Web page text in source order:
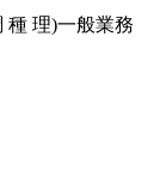
種 理)一般業務